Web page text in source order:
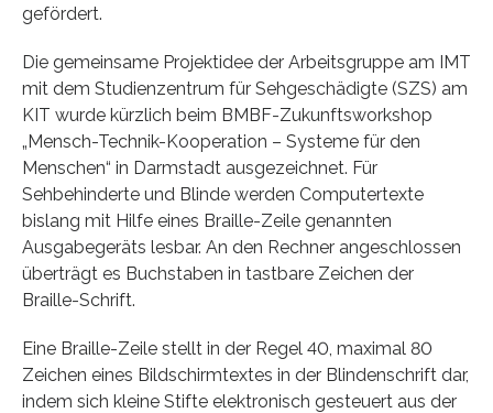
gefördert.
Die gemeinsame Projektidee der Arbeitsgruppe am IMT
mit dem Studienzentrum für Sehgeschädigte (SZS) am
KIT wurde kürzlich beim BMBF-Zukunftsworkshop
„Mensch-Technik-Kooperation – Systeme für den
Menschen“ in Darmstadt ausgezeichnet. Für
Sehbehinderte und Blinde werden Computertexte
bislang mit Hilfe eines Braille-Zeile genannten
Ausgabegeräts lesbar. An den Rechner angeschlossen
überträgt es Buchstaben in tastbare Zeichen der
Braille-Schrift.
Eine Braille-Zeile stellt in der Regel 40, maximal 80
Zeichen eines Bildschirmtextes in der Blindenschrift dar,
indem sich kleine Stifte elektronisch gesteuert aus der